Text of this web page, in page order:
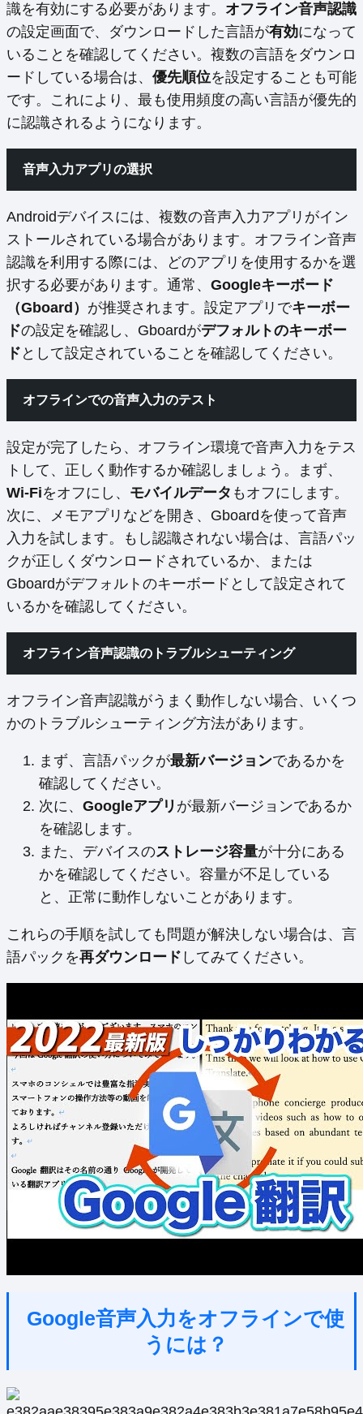
識を有効にする必要があります。 オフライン音声認識
の設定画面で、ダウンロードした言語が有効になって
いることを確認してください。複数の言語をダウンロ
ードしている場合は、 優先順位を設定することも可能
です。これにより、最も使用頻度の高い言語が優先的
に認識されるようになります。
音声入力アプリの選択
Androidデバイスには、複数の音声入力アプリがイン
ストールされている場合があります。オフライン音声
認識を利用する際には、どのアプリを使用するかを選
択する必要があります。通常、 Googleキーボード
（Gboard） が推奨されます。設定アプリでキーボー
ドの設定を確認し、Gboardがデフォルトのキーボー
ド として設定されていることを確認してください。
オフラインでの音声入力のテスト
設定が完了したら、オフライン環境で音声入力をテス
トして、正しく動作するか確認しましょう。まず、
Wi-Fiをオフにし、 モバイルデータ もオフにします。
次に、メモアプリなどを開き、Gboardを使って音声
入力を試します。もし認識されない場合は、言語パッ
クが正しくダウンロードされているか、または
Gboardがデフォルトのキーボードとして設定されて
いるかを確認してください。
オフライン音声認識のトラブルシューティング
オフライン音声認識がうまく動作しない場合、いくつ
かのトラブルシューティング方法があります。
まず、言語パックが最新バージョンであるかを
確認してください。
次に、 Googleアプリ が最新バージョンであるか
を確認します。
また、デバイスのストレージ容量が十分にある
かを確認してください。容量が不足している
と、正常に動作しないことがあります。
これらの手順を試しても問題が解決しない場合は、言
語パックを再ダウンロード してみてください。
Google音声入力をオフラインで使
うには？